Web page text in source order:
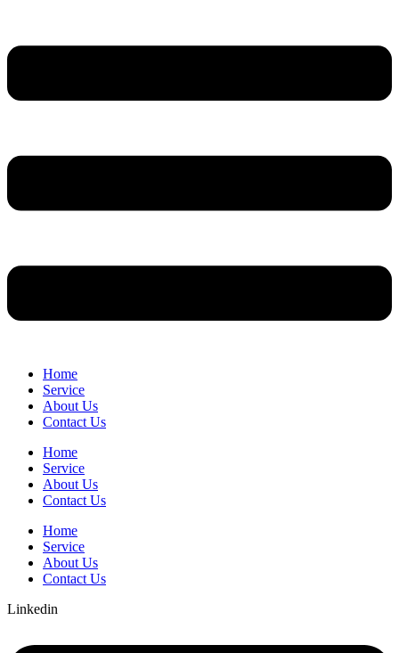
Home
Service
About Us
Contact Us
Home
Service
About Us
Contact Us
Home
Service
About Us
Contact Us
Linkedin